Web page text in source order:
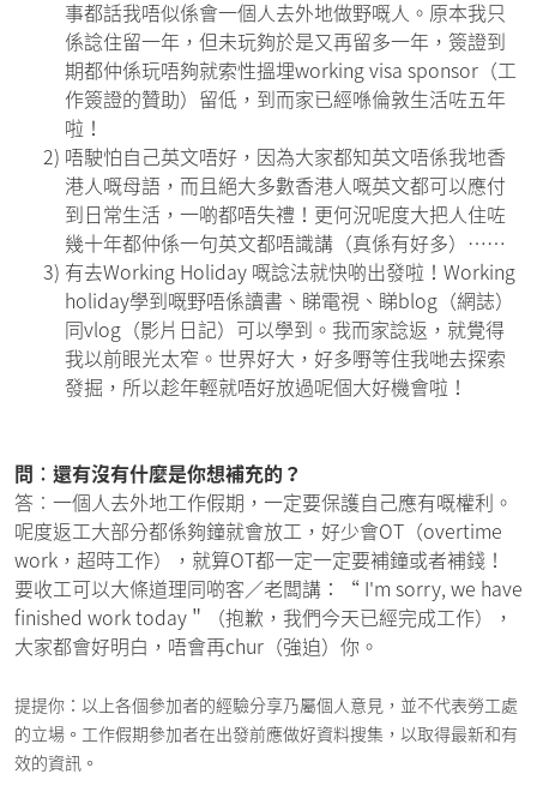
事都話我唔似係會一個人去外地做野嘅人。原本我只
係諗住留一年，但未玩夠於是又再留多一年，簽證到
期都仲係玩唔夠就索性搵埋working visa sponsor（工
作簽證的贊助）留低，到而家已經喺倫敦生活咗五年
啦！
2) 唔駛怕自己英文唔好，因為大家都知英文唔係我地香
港人嘅母語，而且絕大多數香港人嘅英文都可以應付
到日常生活，一啲都唔失禮！更何況呢度大把人住咗
幾十年都仲係一句英文都唔識講（真係有好多）……
3) 有去Working Holiday 嘅諗法就快啲出發啦！Working
holiday學到嘅野唔係讀書、睇電視、睇blog（網誌）
同vlog（影片日記）可以學到。我而家諗返，就覺得
我以前眼光太窄。世界好大，好多嘢等住我哋去探索
發掘，所以趁年輕就唔好放過呢個大好機會啦！
問︰還有沒有什麼是你想補充的？
答︰一個人去外地工作假期，一定要保護自己應有嘅權利。
呢度返工大部分都係夠鐘就會放工，好少會OT（overtime
work，超時工作），就算OT都一定一定要補鐘或者補錢！
要收工可以大條道理同啲客／老闆講：“ I'm sorry, we have
finished work today＂（抱歉，我們今天已經完成工作），
大家都會好明白，唔會再chur（強迫）你。
提提你：以上各個參加者的經驗分享乃屬個人意見，並不代表勞工處
的立場。工作假期參加者在出發前應做好資料搜集，以取得最新和有
效的資訊。